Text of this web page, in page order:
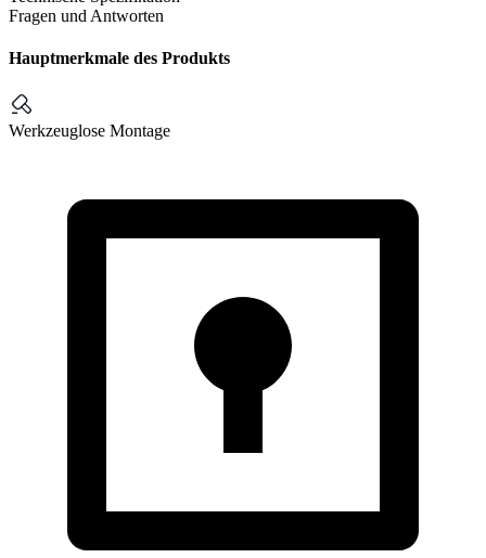
Fragen und Antworten
Hauptmerkmale des Produkts
Werkzeuglose Montage